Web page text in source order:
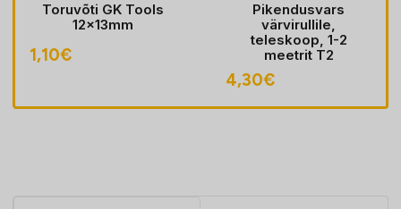
Toruvõti GK Tools
12x13mm
1,10€
Pikendusvars
värvirullile,
teleskoop, 1-2
meetrit T2
4,30€